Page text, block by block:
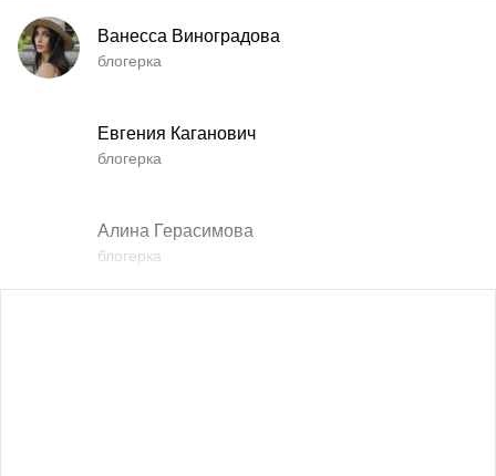
Ванесса Виноградова
блогерка
Евгения Каганович
блогерка
Алина Герасимова
блогерка